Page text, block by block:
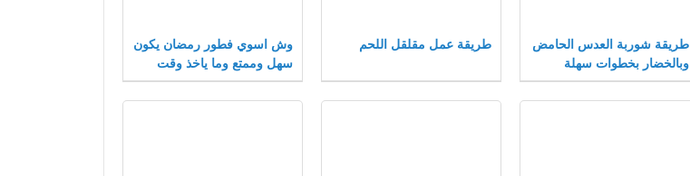
طريقة شوربة العدس الحامض
وبالخضار بخطوات سهلة
طريقة عمل مقلقل اللحم
وش اسوي فطور رمضان يكون
سهل وممتع وما ياخذ وقت